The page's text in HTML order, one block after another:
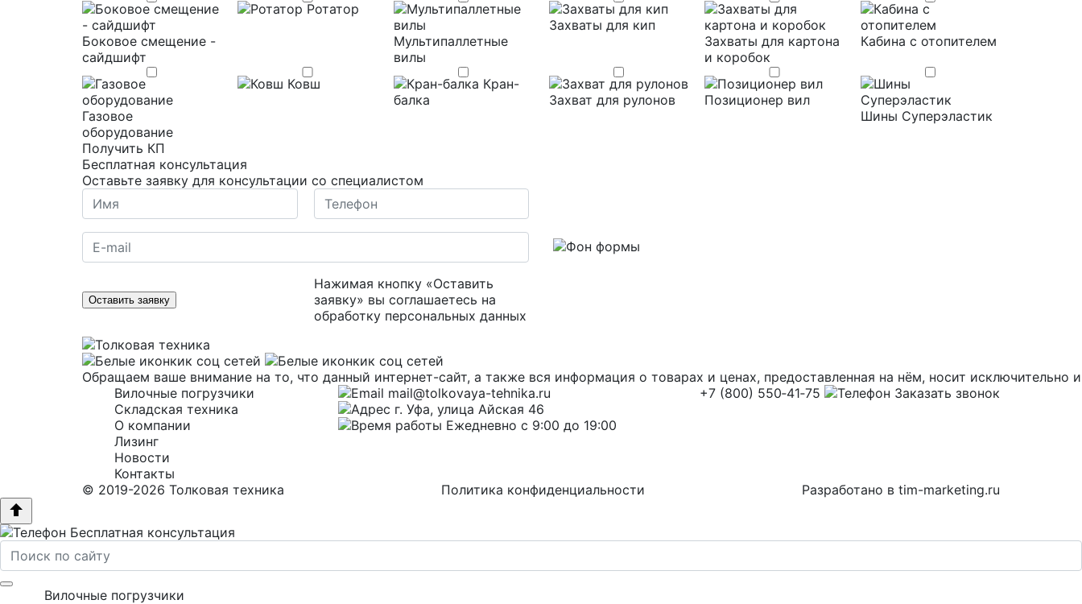
Боковое смещение -
сайдшифт
Ротатор
Мультипаллетные
вилы
Захваты для кип
Захваты для картона
и коробок
Кабина с отопителем
Газовое
оборудование
Ковш
Кран-
балка
Захват для рулонов
Позиционер вил
Шины Суперэластик
Получить КП
Бесплатная консультация
Оставьте заявку для консультации со специалистом
Оставить заявку
Нажимая кнопку «Оставить
заявку» вы соглашаетесь на
обработку персональных данных
Обращаем ваше внимание на то, что данный интернет-сайт, а также вся информация о товарах и ценах, предоставленная на нём, носит
Вилочные погрузчики
Складская техника
О компании
Лизинг
Новости
Контакты
mail@tolkovaya-tehnika.ru
г. Уфа, улица Айская 46
Ежедневно с 9:00 до 19:00
+7 (800) 550‑41‑75 Заказать звонок
© 2019-2026 Толковая техника Политика конфиденциальности Разработано в tim-marketing.ru
Бесплатная консультация
Вилочные погрузчики